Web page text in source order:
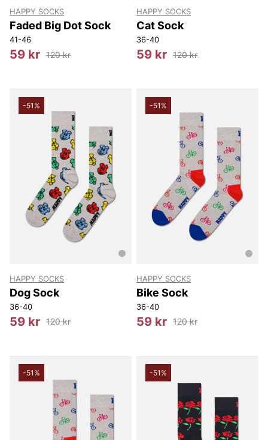
HAPPY SOCKS
Faded Big Dot Sock
41-46
59 kr 120 kr
HAPPY SOCKS
Cat Sock
36-40
59 kr 120 kr
-51%
HAPPY SOCKS
Dog Sock
36-40
59 kr 120 kr
-51%
HAPPY SOCKS
Bike Sock
36-40
59 kr 120 kr
-51% -51%